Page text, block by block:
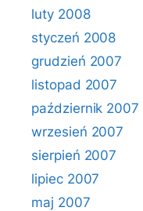
luty 2008
styczeń 2008
grudzień 2007
listopad 2007
październik 2007
wrzesień 2007
sierpień 2007
lipiec 2007
maj 2007